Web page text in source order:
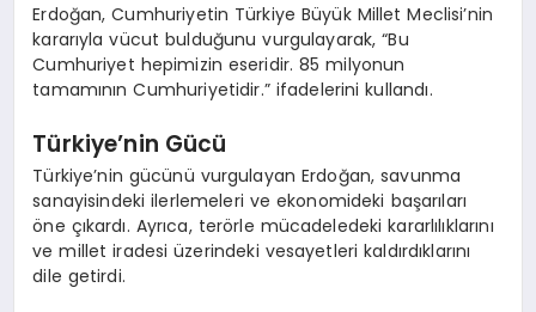
Erdoğan, Cumhuriyetin Türkiye Büyük Millet Meclisi’nin
kararıyla vücut bulduğunu vurgulayarak, “Bu
Cumhuriyet hepimizin eseridir. 85 milyonun
tamamının Cumhuriyetidir.” ifadelerini kullandı.
Türkiye’nin Gücü
Türkiye’nin gücünü vurgulayan Erdoğan, savunma
sanayisindeki ilerlemeleri ve ekonomideki başarıları
öne çıkardı. Ayrıca, terörle mücadeledeki kararlılıklarını
ve millet iradesi üzerindeki vesayetleri kaldırdıklarını
dile getirdi.